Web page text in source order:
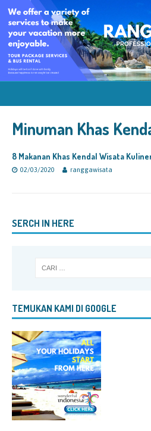
Minuman Khas
8 Makanan Khas Kendal Wisata
02/03/2020 ranggawisata
SERCH IN HERE
TEMUKAN KAMI DI GOOGLE